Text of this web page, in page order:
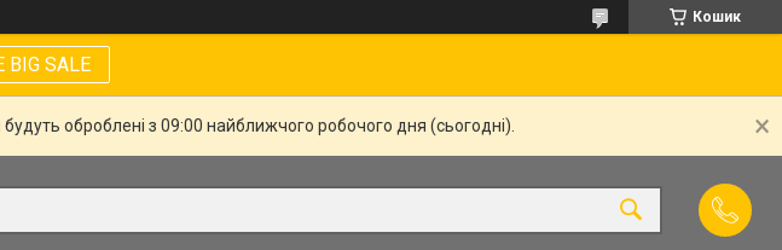
Кошик
BIG SALE
оброблені з 09:00 найближчого робочого дня (сьогодні).